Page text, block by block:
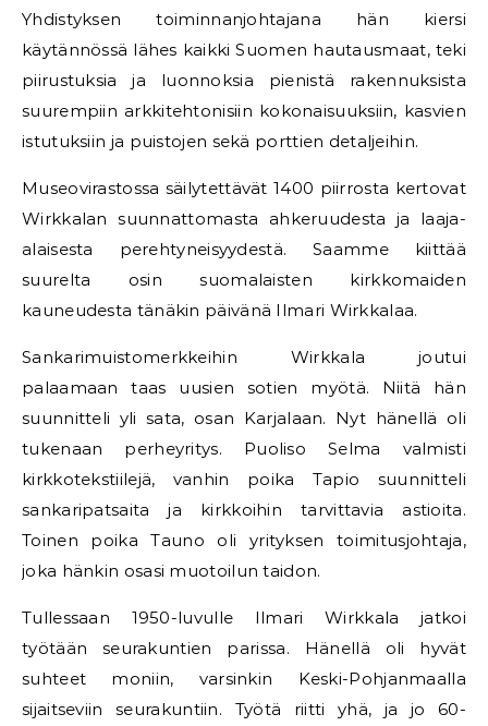
Yhdistyksen toiminnanjohtajana hän kiersi
käytännössä lähes kaikki Suomen hautausmaat, teki
piirustuksia ja luonnoksia pienistä rakennuksista
suurempiin arkkitehtonisiin kokonaisuuksiin, kasvien
istutuksiin ja puistojen sekä porttien detaljeihin.
Museovirastossa säilytettävät 1400 piirrosta kertovat
Wirkkalan suunnattomasta ahkeruudesta ja laaja-
alaisesta perehtyneisyydestä. Saamme kiittää
suurelta osin suomalaisten kirkkomaiden
kauneudesta tänäkin päivänä Ilmari Wirkkalaa.
Sankarimuistomerkkeihin Wirkkala joutui
palaamaan taas uusien sotien myötä. Niitä hän
suunnitteli yli sata, osan Karjalaan. Nyt hänellä oli
tukenaan perheyritys. Puoliso Selma valmisti
kirkkotekstiilejä, vanhin poika Tapio suunnitteli
sankaripatsaita ja kirkkoihin tarvittavia astioita.
Toinen poika Tauno oli yrityksen toimitusjohtaja,
joka hänkin osasi muotoilun taidon.
Tullessaan 1950-luvulle Ilmari Wirkkala jatkoi
työtään seurakuntien parissa. Hänellä oli hyvät
suhteet moniin, varsinkin Keski-Pohjanmaalla
sijaitseviin seurakuntiin. Työtä riitti yhä, ja jo 60-